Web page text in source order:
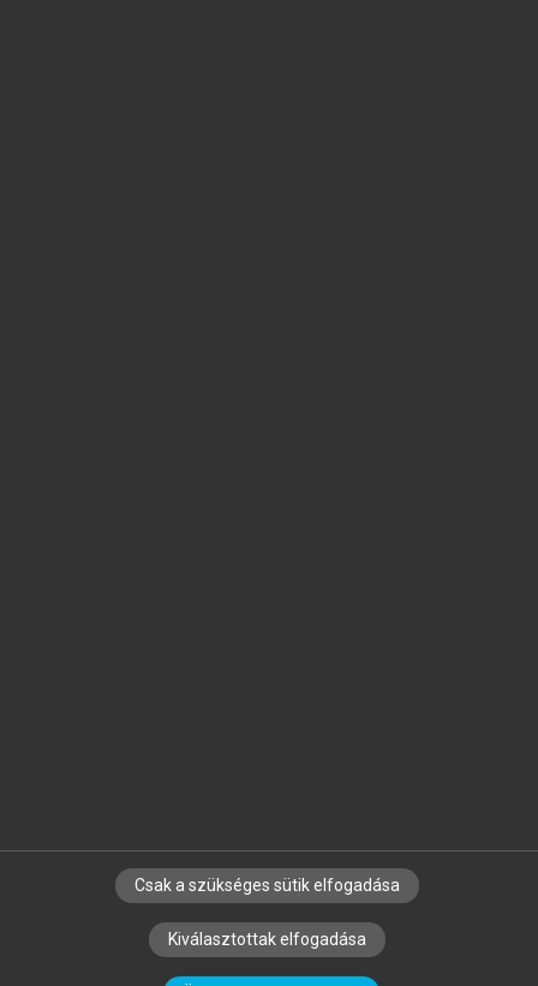
SZERZŐKNEK CÉGEKNEK KÖNYVTÁROSOKNAK
SZERKESZTÉSI ÉS LEKTORÁLÁSI ALAPELVEK
Csak a szükséges sütik elfogadása
Kiválasztottak elfogadása